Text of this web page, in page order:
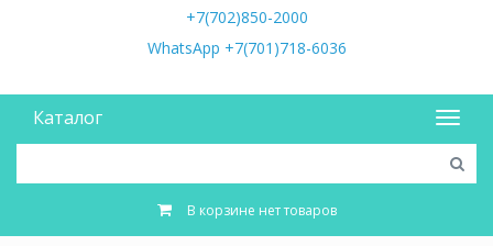
+7(702)850-2000
WhatsApp +7(701)718-6036
Каталог
В корзине нет товаров